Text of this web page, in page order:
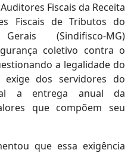
Fiscais da Receita
Fiscais de Tributos do
(Sindifisco-MG)
coletivo contra o
a legalidade do
exige dos servidores do
a entrega anual da
que compõem seu
que essa exigência